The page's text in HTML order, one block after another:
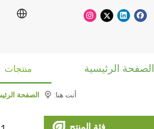
الصفحة الرئيسية منتجات
أنت هنا: الصفحة
فئة المنتج